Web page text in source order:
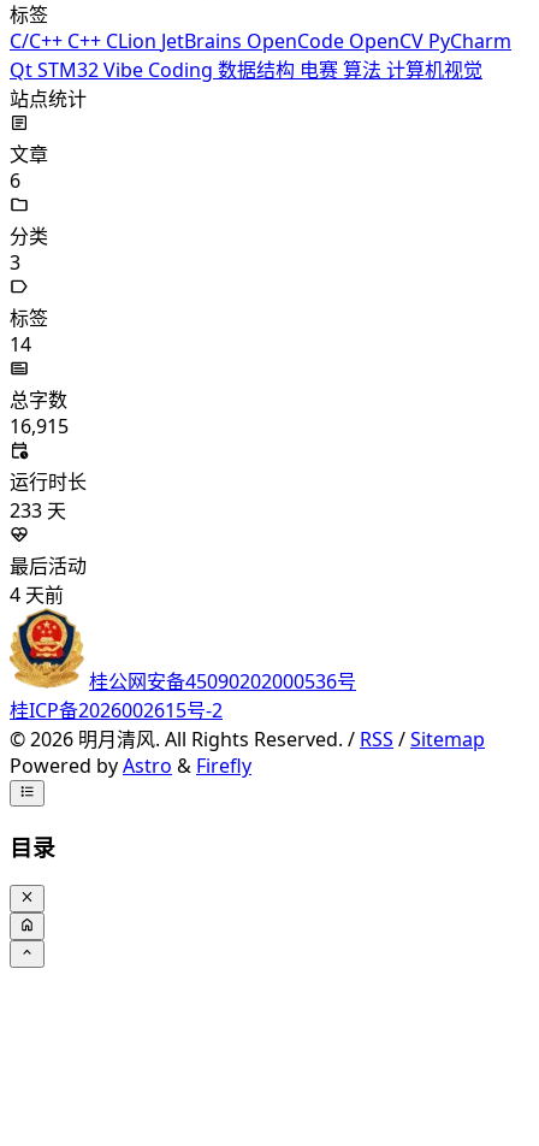
标签
C/C++ C++ CLion JetBrains OpenCode OpenCV PyCharm
QtSTM32Vibe Coding 数据结构 电赛算法 计算机视觉
站点统计
文章
6
分类
3
标签
14
总字数
16,915
运行时长
233 天
最后活动
4 天前
桂公网安备45090202000536号
桂ICP备2026002615号-2
©2026 明月清风. All Rights Reserved. / RSS /Sitemap
Powered byAstro & Firefly
目录